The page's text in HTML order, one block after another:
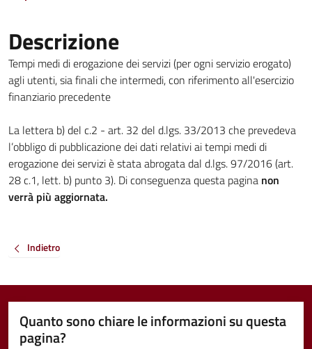
Descrizione
Tempi medi di erogazione dei servizi (per ogni servizio erogato)
agli utenti, sia finali che intermedi, con riferimento all'esercizio
finanziario precedente
La lettera b) del c.2 - art. 32 del d.lgs. 33/2013 che prevedeva
l’obbligo di pubblicazione dei dati relativi ai tempi medi di
erogazione dei servizi è stata abrogata dal d.lgs. 97/2016 (art.
28 c.1, lett. b) punto 3). Di conseguenza questa pagina non
verrà più aggiornata.
Indietro
Quanto sono chiare le informazioni su questa
pagina?